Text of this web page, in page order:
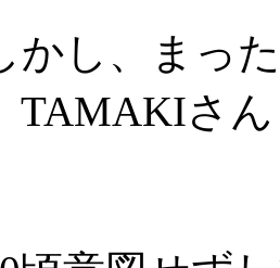
かし、まっ
TAMAKIさ